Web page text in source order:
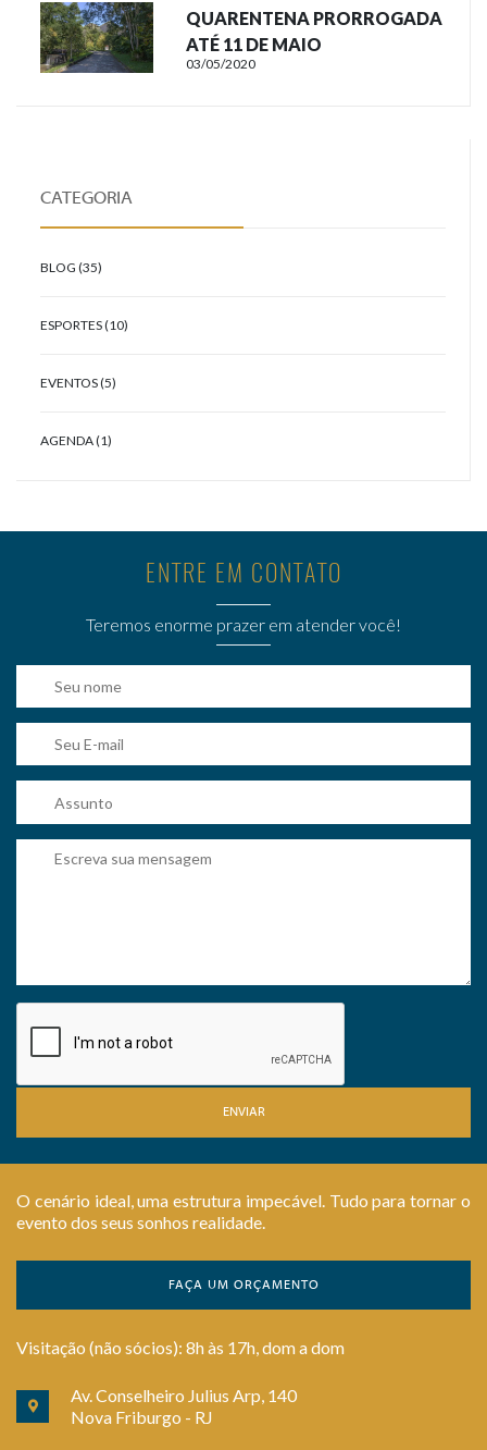
QUARENTENA PRORROGADA
ATÉ 11 DE MAIO
03/05/2020
CATEGORIA
BLOG (35)
ESPORTES (10)
EVENTOS (5)
AGENDA (1)
ENTRE EM CONTATO
Teremos enorme prazer em atender você!
ENVIAR
O cenário ideal, uma estrutura impecável. Tudo para tornar o
evento dos seus sonhos realidade.
FAÇA UM ORÇAMENTO
Visitação (não sócios): 8h às 17h, dom a dom
Av. Conselheiro Julius Arp, 140
Nova Friburgo - RJ